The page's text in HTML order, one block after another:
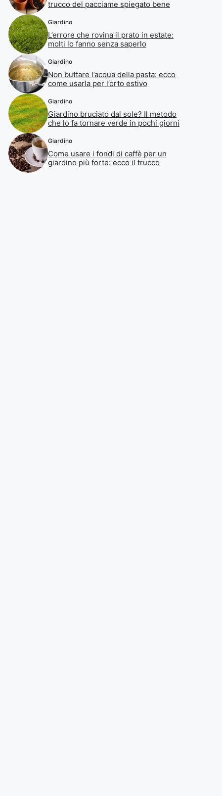
trucco del pacciame spiegato bene
Giardino
L’errore che rovina il prato in estate:
molti lo fanno senza saperlo
Giardino
Non buttare l’acqua della pasta: ecco
come usarla per l’orto estivo
Giardino
Giardino bruciato dal sole? Il metodo
che lo fa tornare verde in pochi giorni
Giardino
Come usare i fondi di caffè per un
giardino più forte: ecco il trucco